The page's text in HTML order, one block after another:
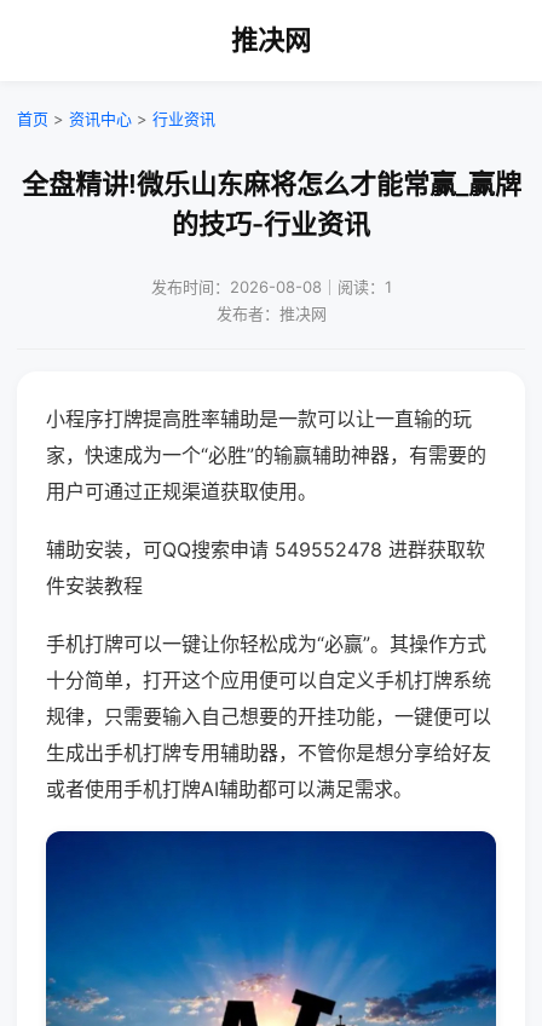
推决网
首页 > 资讯中心 > 行业资讯
全盘精讲!微乐山东麻将怎么才能常赢_赢牌
的技巧-行业资讯
发布时间：2026-08-08｜阅读：1
发布者：推决网
小程序打牌提高胜率辅助是一款可以让一直输的玩
家，快速成为一个“必胜”的输赢辅助神器，有需要的
用户可通过正规渠道获取使用。
辅助安装，可QQ搜索申请 549552478 进群获取软
件安装教程
手机打牌可以一键让你轻松成为“必赢”。其操作方式
十分简单，打开这个应用便可以自定义手机打牌系统
规律，只需要输入自己想要的开挂功能，一键便可以
生成出手机打牌专用辅助器，不管你是想分享给好友
或者使用手机打牌AI辅助都可以满足需求。